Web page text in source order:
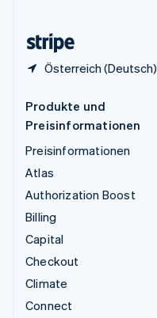
Österreich (Deutsch)
Produkte und
Preisinformationen
Preisinformationen
Atlas
Authorization Boost
Billing
Capital
Checkout
Climate
Connect